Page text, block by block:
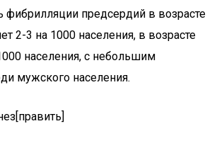
фибрилляции предсердий в возрасте
2-3 на 1000 населения, в возрасте
населения, с небольшим
мужского населения.